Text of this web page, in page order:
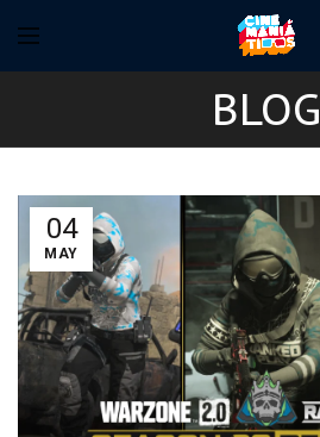
BLOG
04
MAY